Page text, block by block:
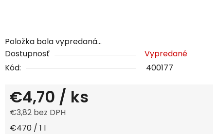
Položka bola vypredaná…
Dostupnosť
Vypredané
Kód:
400177
€4,70 / ks
€3,82 bez DPH
Jednotková cena:
€470 / 1 l